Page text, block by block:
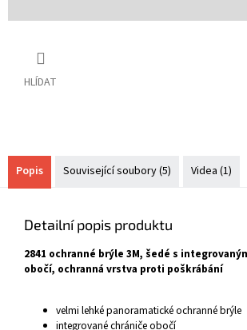
HLÍDAT
Popis Související soubory (5) Videa (1)
Detailní popis produktu
2841 ochranné brýle 3M, šedé s
obočí, ochranná vrstva proti poškrábání
velmi lehké panoramatické ochranné brýle
integrované chrániče obočí